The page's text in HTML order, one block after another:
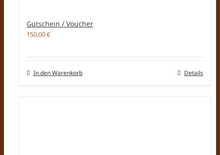
Gutschein / Voucher
150,00€
In den Warenkorb Details